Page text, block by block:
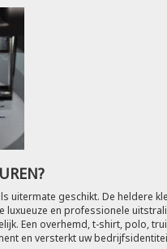
uitermate geschikt. De heldere
luxueuze en professionele
Een overhemd, t-shirt, polo,
en versterkt uw